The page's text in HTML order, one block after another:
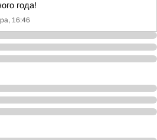
года!
16:46